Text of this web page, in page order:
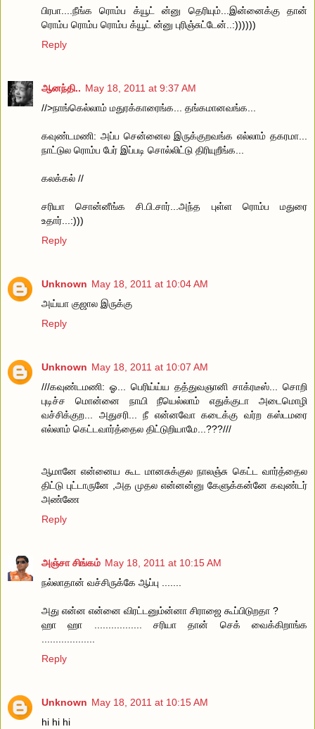
பிரபா....நீங்க ரொம்ப க்யூட் ன்னு தெரியும்...இன்னைக்கு தான்
ரொம்ப ரொம்ப ரொம்ப க்யூட் ன்னு புரிஞ்சுட்டேன்..:))))))
Reply
ஆனந்தி.. May 18, 2011 at 9:37 AM
//>நாங்கெல்லாம் மதுரக்காரைங்க... தங்கமானவங்க...
கவுண்டமணி: அப்ப சென்னைல இருக்குறவங்க எல்லாம் தகரமா...
நாட்டுல ரொம்ப பேர் இப்படி சொல்லிட்டு திரியுறீங்க...
கலக்கல் //
சரியா சொன்னீங்க சி.பி.சார்...அந்த புள்ள ரொம்ப மதுரை
உதார்...:)))
Reply
Unknown May 18, 2011 at 10:04 AM
அய்யா குஜால இருக்கு
Reply
Unknown May 18, 2011 at 10:07 AM
///கவுண்டமணி: ஓ... பெரிய்ய்ய தத்துவஞானி சாக்ரடீஸ்... சொறி
புடிச்ச மொன்னை நாயி நீயெல்லாம் எதுக்குடா அடைமொழி
வச்சிக்குற... அதுசரி... நீ என்னவோ கடைக்கு வர்ற கஸ்டமரை
எல்லாம் கெட்டவார்த்தைல திட்டுறியாமே...???///
ஆமானே என்னைய கூட மானசுக்குல நாலஞ்சு கெட்ட வார்த்தைல
திட்டு புட்டாருனே ,அத முதல என்னன்னு கேளுக்கன்னே கவுண்டர்
அண்ணே
Reply
அஞ்சா சிங்கம் May 18, 2011 at 10:15 AM
நல்லாதான் வச்சிருக்கே ஆப்பு .......
அது என்ன என்னை விரட்டனும்ன்னா சிராஜை கூப்பிடுறதா ?
ஹா ஹா ................. சரியா தான் செக் வைக்கிறாங்க
...................
Reply
Unknown May 18, 2011 at 10:15 AM
hi hi hi